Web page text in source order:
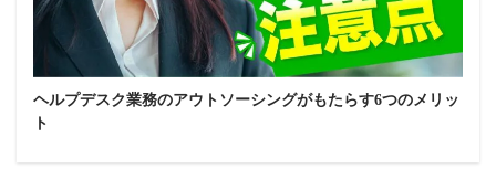
ヘルプデスク業務のアウトソーシングがもたらす6つのメリッ
ト